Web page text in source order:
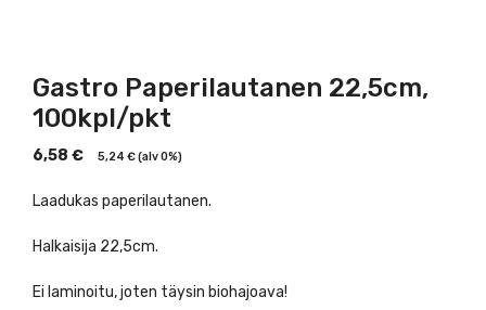
Gastro Paperilautanen 22,5cm,
100kpl/pkt
6,58 € 5,24 €(alv 0%)
Laadukas paperilautanen.
Halkaisija 22,5cm.
Ei laminoitu, joten täysin biohajoava!